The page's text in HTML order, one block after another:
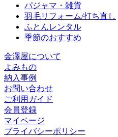
パジャマ・雑貨
羽毛リフォーム/打ち直し
ふとんレンタル
季節のおすすめ
金澤屋について
よみもの
納入事例
お問い合わせ
ご利用ガイド
会員登録
マイページ
プライバシーポリシー